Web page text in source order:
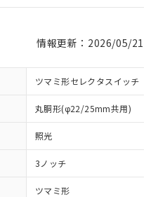
情報更新：2026/05/21
ツマミ形セレクタスイッチ
丸胴形(φ22/25mm共用)
照光
3ノッチ
ツマミ形